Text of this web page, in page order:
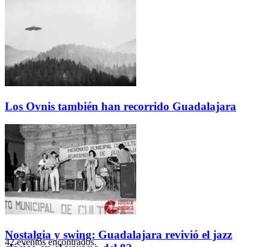
Los Ovnis también han recorrido Guadalajara
Nostalgia y swing: Guadalajara revivió el jazz
42 eventos encontrados.